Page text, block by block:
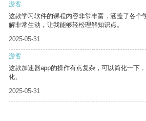
游客
这款学习软件的课程内容非常丰富，涵盖了各个
解非常生动，让我能够轻松理解知识点。
2025-05-31
游客
这款加速器app的操作有点复杂，可以简化一下
化。
2025-05-31